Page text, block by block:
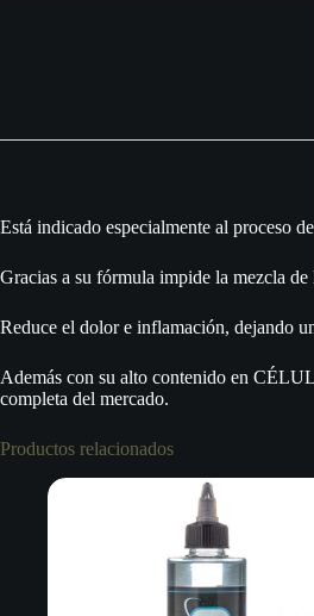
Está indicado especialmente al proceso del
Gracias a su fórmula impide la mezcla
Reduce el dolor e inflamación, dejando
Además con su alto contenido en
completa del mercado.
Productos relacionados